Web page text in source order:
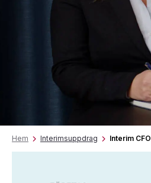
Hem Interimsuppdrag Interim CFO